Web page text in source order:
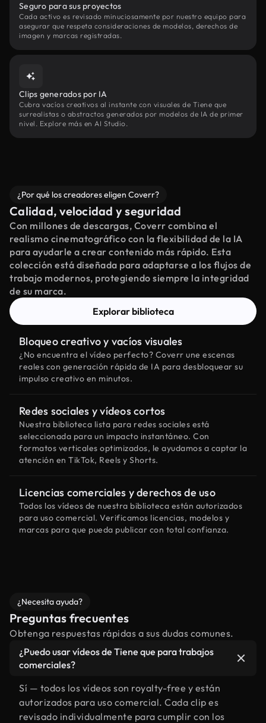
Seguro para sus proyectos
Cada activo es revisado minuciosamente por nuestro equipo para
asegurar que respeta consideraciones de modelos, derechos de
imagen y marcas registradas.
Clips generados por IA
Cubra vacíos creativos al instante con visuales de Tiene que
surrealistas o abstractos generados por modelos de IA de primer
nivel. Explore más en AI Studio.
¿Por qué los creadores eligen Coverr?
Calidad, velocidad y seguridad
Con millones de descargas, Coverr combina el
realismo cinematográfico con la flexibilidad de la IA
para ayudarle a crear contenido más rápido. Esta
colección está diseñada para adaptarse a los flujos de
trabajo modernos, protegiendo siempre la integridad
de su marca.
Explorar biblioteca
Bloqueo creativo y vacíos visuales
¿No encuentra el vídeo perfecto? Coverr une escenas
reales con generación rápida de IA para desbloquear su
impulso creativo en minutos.
Redes sociales y vídeos cortos
Nuestra biblioteca lista para redes sociales está
seleccionada para un impacto instantáneo. Con
formatos verticales optimizados, le ayudamos a captar la
atención en TikTok, Reels y Shorts.
Licencias comerciales y derechos de uso
Todos los vídeos de nuestra biblioteca están autorizados
para uso comercial. Verificamos licencias, modelos y
marcas para que pueda publicar con total confianza.
¿Necesita ayuda?
Preguntas frecuentes
Obtenga respuestas rápidas a sus dudas comunes.
¿Puedo usar vídeos de Tiene que para trabajos
comerciales?
Sí — todos los vídeos son royalty-free y están
autorizados para uso comercial. Cada clip es
revisado individualmente para cumplir con los